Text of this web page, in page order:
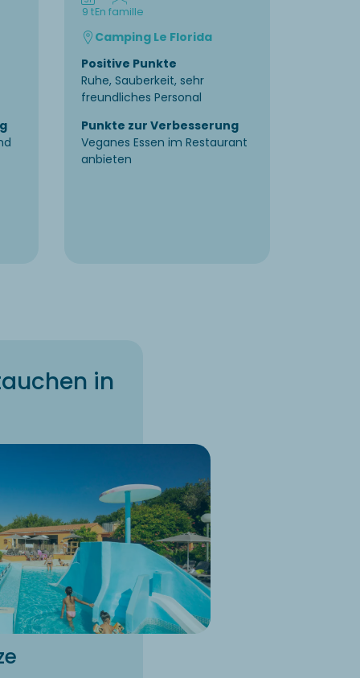
9 tEn famille
Camping Le Florida
Positive Punkte
Ruhe, Sauberkeit, sehr
freundliches Personal
Punkte zur Verbesserung
Veganes Essen im Restaurant
anbieten
in